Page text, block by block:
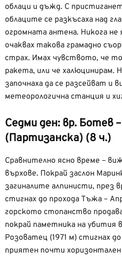
облаци и дъжд. С
облаците се разкъсаха над
огромната антена. Никога не
очаквах такова грамадно
страх. Имах чувството, че
ракета, или че халюцинирам.
започнаха да се разсейват и
метеорологична станция и
Седми ден: вр. Ботев
(Партизанска) (8 ч.)
Сравнително ясно време –
върхове. Покрай заслон
загиналите алпинисти, през
стигнах до прохода Тъжа –
горското стопанство
покрай паметника на убития
Розоватец (1971 м) стигнах
приятен почти